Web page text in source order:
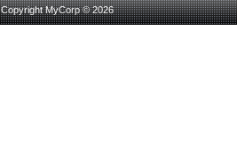
Copyright MyCorp © 2026